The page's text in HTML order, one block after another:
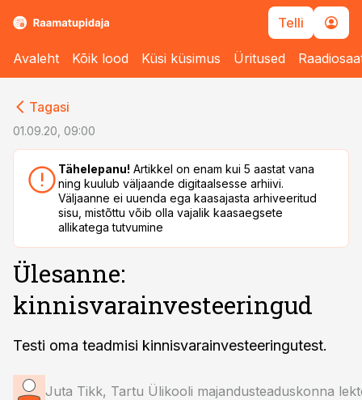
Telli
Avaleht Kõik lood Küsi küsimus Üritused
Tagasi
01.09.20, 09:00
Tähelepanu! Artikkel on enam kui 5 aastat vana
ning kuulub väljaande digitaalsesse arhiivi.
Väljaanne ei uuenda ega kaasajasta arhiveeritud
sisu, mistõttu võib olla vajalik kaasaegsete
allikatega tutvumine
Ülesanne:
kinnisvarainvesteeringud
Testi oma teadmisi kinnisvarainvesteeringutest.
Juta Tikk, Tartu Ülikooli majandusteaduskonna